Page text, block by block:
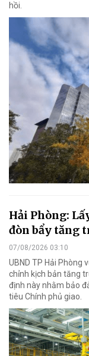
hồi.
Hải Phòng:
đòn bẩy tăng
07/08/2026 03:10
UBND TP Hải Phòng
chỉnh kịch bản tăng
định này nhằm bảo
tiêu Chính phủ giao.